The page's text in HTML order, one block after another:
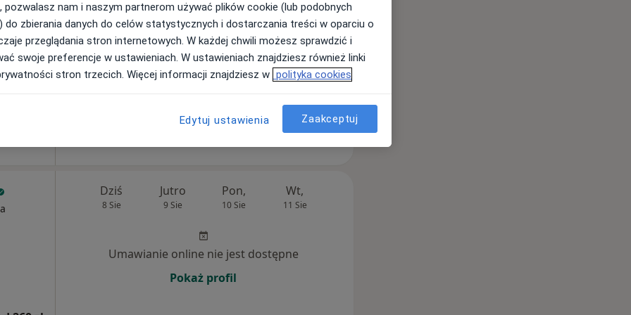
Umawianie online nie jest dostępne
Poproś o wizytę
Dziś
8 Sie
Jutro
9 Sie
Pon,
10 Sie
Wt,
11 Sie
Umawianie online nie jest dostępne
Pokaż profil
pozwalasz nam i naszym partnerom używać plików cookie (lub podobnych
do zbierania danych do celów statystycznych i dostarczania treści w oparciu o
przeglądania stron internetowych. W każdej chwili możesz sprawdzić i
swoje preferencje w ustawieniach. W ustawieniach znajdziesz również linki
stron trzecich. Więcej informacji znajdziesz w polityka cookies
Edytuj ustawienia Zaakceptuj